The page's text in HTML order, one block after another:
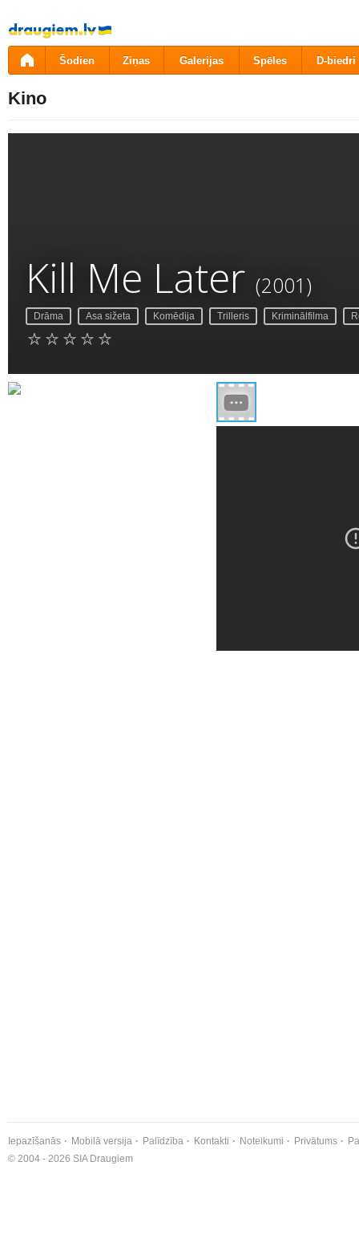
Pāriet
uz
saturu
Šodien Ziņas Galerijas Spēles D-biedri
Kino
Kill Me Later (2001)
Drāma Asa sižeta Komēdija Trilleris Kriminālfilma
Iepazīšanās Mobilā versija Palīdzība Kontakti Noteikumi Privātums
© 2004 - 2026 SIA Draugiem